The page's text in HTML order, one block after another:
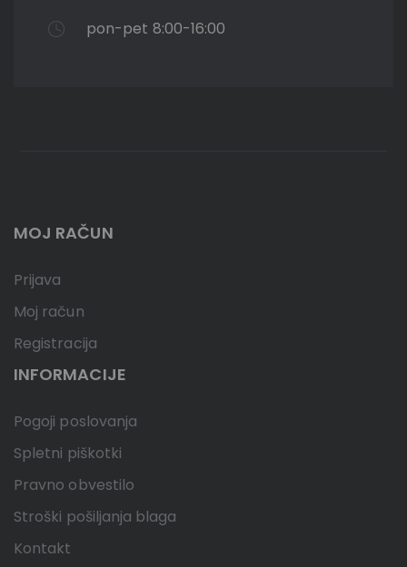
pon-pet 8:00-16:00
MOJ RAČUN
Prijava
Moj račun
Registracija
INFORMACIJE
Pogoji poslovanja
Spletni piškotki
Pravno obvestilo
Stroški pošiljanja blaga
Kontakt